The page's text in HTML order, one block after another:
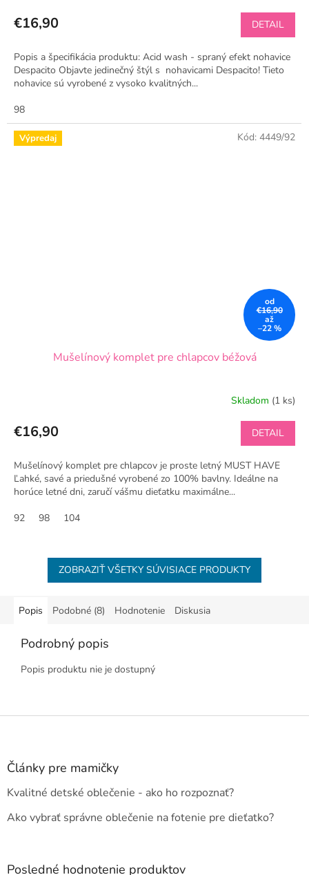
€16,90 DETAIL
Popis a špecifikácia produktu: Acid wash - spraný efekt nohavice
Despacito Objavte jedinečný štýl s nohavicami Despacito! Tieto
nohavice sú vyrobené z vysoko kvalitných...
98
Výpredaj
od
€16,90
až
–22 %
Mušelínový komplet pre chlapcov béžová
Skladom (1 ks)
€16,90 DETAIL
Mušelínový komplet pre chlapcov je proste letný MUST HAVE
Ľahké, savé a priedušné vyrobené zo 100% bavlny. Ideálne na
horúce letné dni, zaručí vášmu dieťatku maximálne...
92
98 104
Kód: 4449/92
ZOBRAZIŤ VŠETKY SÚVISIACE PRODUKTY
Popis Podobné (8) Hodnotenie Diskusia
Podrobný popis
Popis produktu nie je dostupný
Z
Články pre mamičky
Kvalitné detské oblečenie - ako ho rozpoznať?
Ako vybrať správne oblečenie na fotenie pre dieťatko?
Posledné hodnotenie produktov